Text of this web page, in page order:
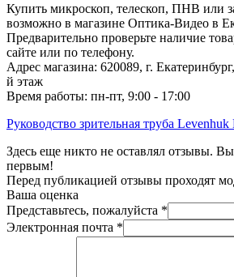
Купить микроскоп, телескоп, ПНВ или
возможно в магазине Оптика-Видео в
Предварительно проверьте наличие
сайте или по телефону.
Адрес магазина: 620089, г.
й этаж
Время работы: пн-пт, 9:00 - 17:00
Руководство зрительная труба
Здесь еще никто не оставлял отзывы.
первым!
Перед публикацией отзывы проходят
Ваша оценка
Представьтесь, пожалуйста *
Электронная почта *